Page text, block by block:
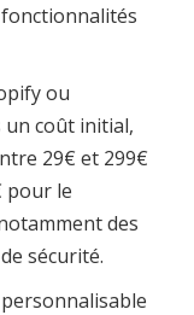
ou
un coût initial,
29€ et 299€
pour le
des
sécurité.